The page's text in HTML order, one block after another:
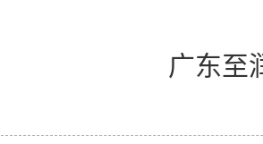
广东至